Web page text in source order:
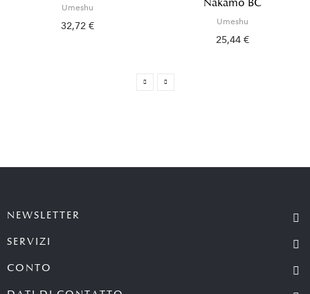
Umeshu
32,72 €
Nakamo BC
Umeshu
25,44 €
NEWSLETTER
SERVIZI
CONTO